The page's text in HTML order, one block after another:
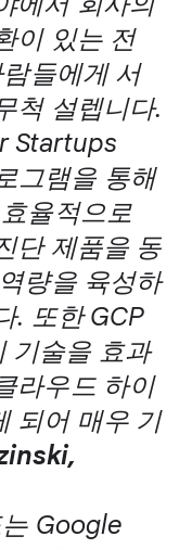
이 있는 전
들에게 서
척 설렙니다.
Startups
그램을 통해
율적으로
단 제품을 동
량을 육성하
. 또한 GCP
기술을 효과
라우드 하이
되어 매우 기
Google